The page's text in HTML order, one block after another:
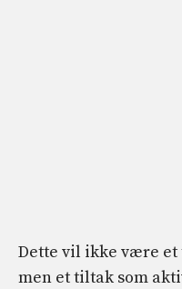
Dette vil ikke være
men et tiltak som